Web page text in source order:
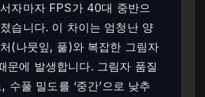
자마자 FPS가 40대 중반으
습니다. 이 차이는 엄청난 양
(나뭇잎, 풀)와 복잡한 그림자
문에 발생합니다. 그림자 품질
, 수풀 밀도를 ‘중간’으로 낮추